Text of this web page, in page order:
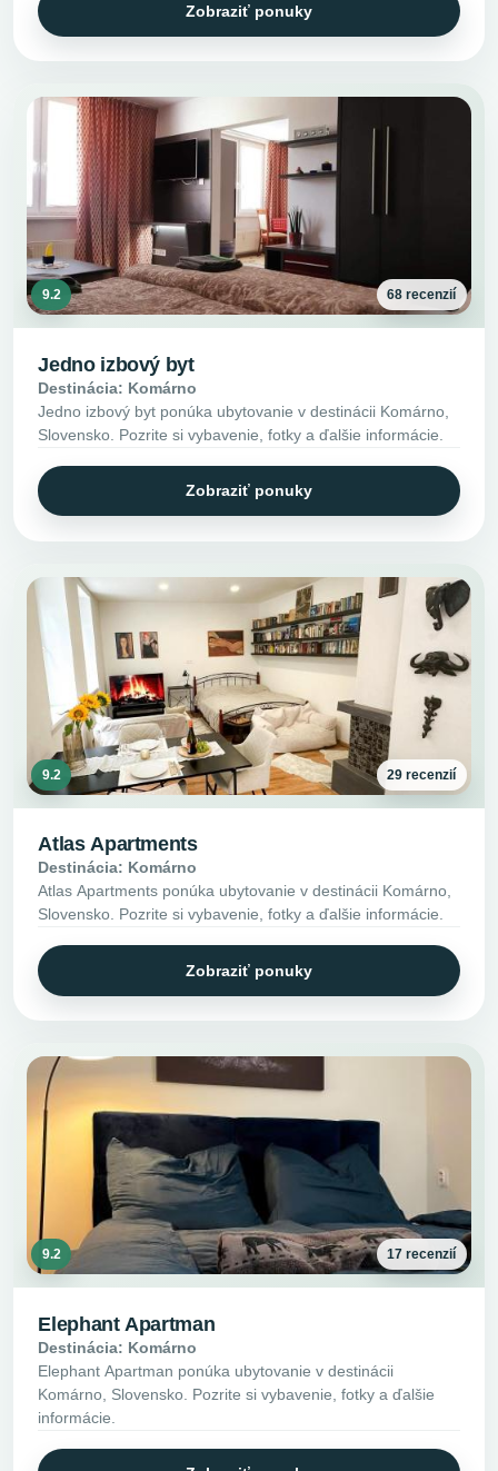
Zobraziť ponuky
9.2 68 recenzií
Jedno izbový byt
Destinácia: Komárno
Jedno izbový byt ponúka ubytovanie v destinácii Komárno,
Slovensko. Pozrite si vybavenie, fotky a ďalšie informácie.
Zobraziť ponuky
9.2 29 recenzií
Atlas Apartments
Destinácia: Komárno
Atlas Apartments ponúka ubytovanie v destinácii Komárno,
Slovensko. Pozrite si vybavenie, fotky a ďalšie informácie.
Zobraziť ponuky
9.2 17 recenzií
Elephant Apartman
Destinácia: Komárno
Elephant Apartman ponúka ubytovanie v destinácii
Komárno, Slovensko. Pozrite si vybavenie, fotky a ďalšie
informácie.